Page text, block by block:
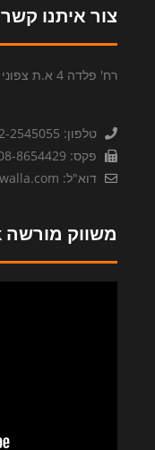
צור איתנו קשר
רח' פלדה 4 א.ת צפוני ת.ד 12707 מיקוד 7752400 אשדוד
טלפון: 052-2545055
פקס: 08-8654429
דוא"ל: sheli_sahar@walla.com
משווק מורשה Özçelik